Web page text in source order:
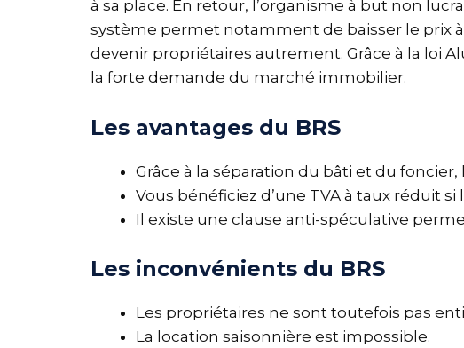
à sa place. En retour, l’organisme à but non
système permet notamment de baisser le prix
devenir propriétaires autrement. Grâce à la loi
la forte demande du marché immobilier.
Les avantages du BRS
Grâce à la séparation du bâti et du
Vous bénéficiez d’une TVA à taux réduit
Il existe une clause anti-spéculative
Les inconvénients du BRS
Les propriétaires ne sont toutefois pas
La location saisonnière est impossible.